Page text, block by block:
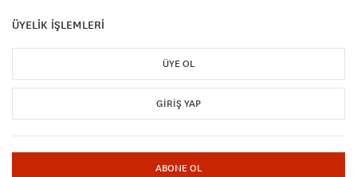
ÜYELİK İŞLEMLERİ
ÜYE OL
GIRIŞ YAP
ABONE OL